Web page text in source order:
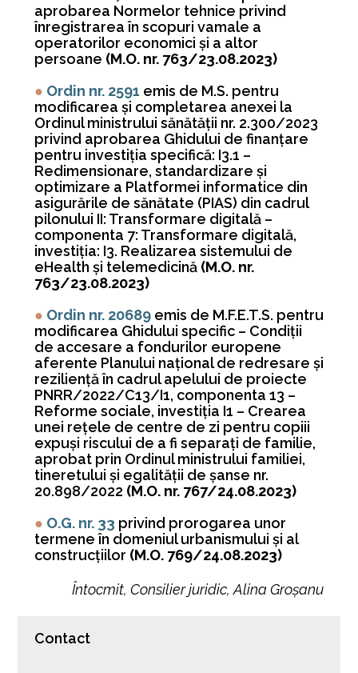
aprobarea Normelor tehnice privind
înregistrarea în scopuri vamale a
operatorilor economici şi a altor
persoane (M.O. nr. 763/23.08.2023)
● Ordin nr. 2591 emis de M.S. pentru
modificarea şi completarea anexei la
Ordinul ministrului sănătăţii nr. 2.300/2023
privind aprobarea Ghidului de finanţare
pentru investiţia specifică: I3.1 –
Redimensionare, standardizare şi
optimizare a Platformei informatice din
asigurările de sănătate (PIAS) din cadrul
pilonului II: Transformare digitală –
componenta 7: Transformare digitală,
investiţia: I3. Realizarea sistemului de
eHealth şi telemedicină (M.O. nr.
763/23.08.2023)
● Ordin nr. 20689emis de M.F.E.T.S. pentru
modificarea Ghidului specific – Condiţii
de accesare a fondurilor europene
aferente Planului naţional de redresare şi
rezilienţă în cadrul apelului de proiecte
PNRR/2022/C13/I1, componenta 13 –
Reforme sociale, investiţia I1 – Crearea
unei reţele de centre de zi pentru copiii
expuşi riscului de a fi separaţi de familie,
aprobat prin Ordinul ministrului familiei,
tineretului şi egalităţii de şanse nr.
20.898/2022 (M.O. nr. 767/24.08.2023)
● O.G. nr. 33 privind prorogarea unor
termene în domeniul urbanismului şi al
construcţiilor (M.O. 769/24.08.2023)
Întocmit, Consilier juridic, Alina Groșanu
Contact